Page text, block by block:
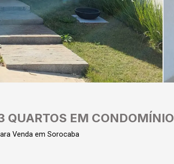
QUARTOS EM CONDOMÍNIO
Venda em Sorocaba